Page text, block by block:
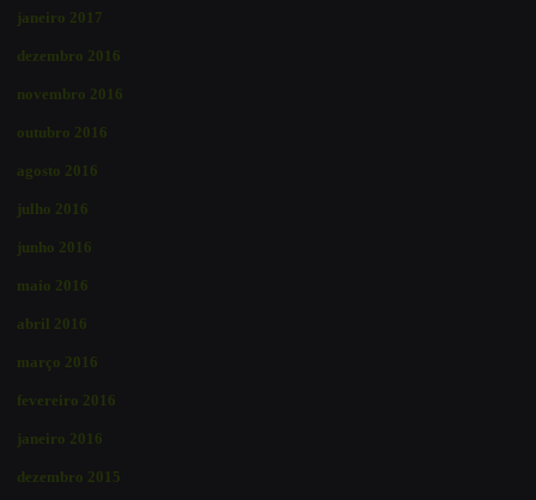
janeiro 2017
dezembro 2016
novembro 2016
outubro 2016
agosto 2016
julho 2016
junho 2016
maio 2016
abril 2016
março 2016
fevereiro 2016
janeiro 2016
dezembro 2015